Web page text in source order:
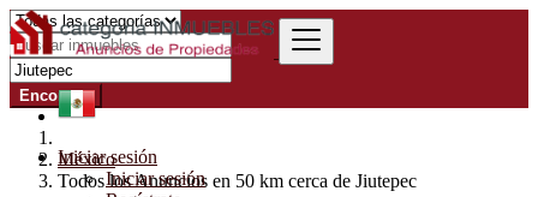
Iniciar sesión
Iniciar sesión
Encontrar
México
Todos los Anuncios en 50 km cerca de Jiutepec